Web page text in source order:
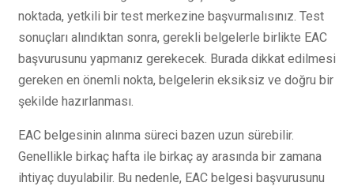
noktada, yetkili bir test merkezine başvurmalısınız. Test
sonuçları alındıktan sonra, gerekli belgelerle birlikte EAC
başvurusunu yapmanız gerekecek. Burada dikkat edilmesi
gereken en önemli nokta, belgelerin eksiksiz ve doğru bir
şekilde hazırlanması.
EAC belgesinin alınma süreci bazen uzun sürebilir.
Genellikle birkaç hafta ile birkaç ay arasında bir zamana
ihtiyaç duyulabilir. Bu nedenle, EAC belgesi başvurusunu